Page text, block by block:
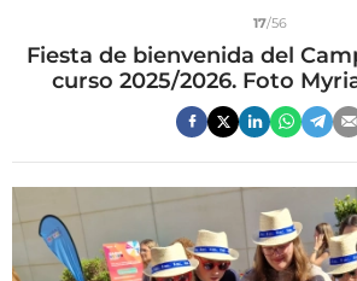
17/56
Fiesta de bienvenida del
curso 2025/2026. Foto